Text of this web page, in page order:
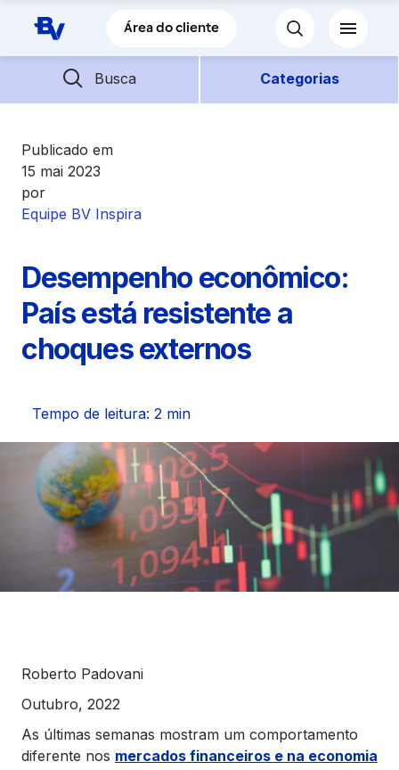
Pular para o Conteúdo principal
Área do cliente
Busca Categorias
Barra de busca
Descubra mais conteúdos
Empréstimos
Financiamentos
Futuro
Parceiros BV
Vida Financeira
Canais Digitais
Publicado em
15 mai 2023
por
Equipe BV Inspira
Desempenho econômico:
País está resistente a
choques externos
Tempo de leitura: 2 min
Roberto Padovani
Outubro, 2022
As últimas semanas mostram um comportamento
diferente nos mercados financeiros e na economia